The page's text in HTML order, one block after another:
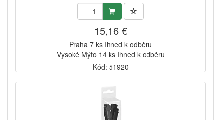
15,16 €
Praha 7 ks Ihned k odběru
Vysoké Mýto 14 ks Ihned k odběru
Kód: 51920